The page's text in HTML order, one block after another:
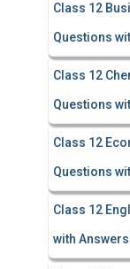
Class 12
Questions
Class 12
Questions
Class 12
Questions
Class 12
with